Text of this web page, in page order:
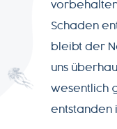
Schaden
bleibt der
uns
wesentlich
entstanden